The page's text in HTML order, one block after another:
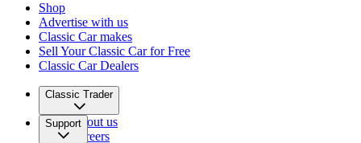
Shop
Advertise with us
Classic Car makes
Sell Your Classic Car for Free
Classic Car Dealers
Classic Trader
About us
Careers
Support